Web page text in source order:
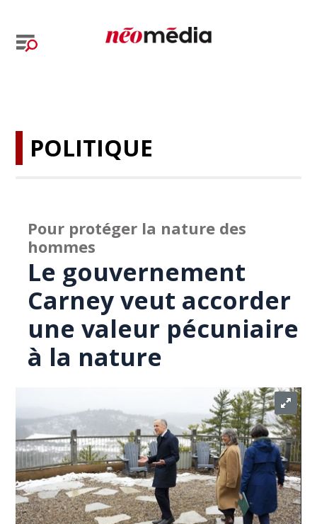
POLITIQUE
Pour protéger la nature des
hommes
Le gouvernement
Carney veut accorder
une valeur pécuniaire
à la nature